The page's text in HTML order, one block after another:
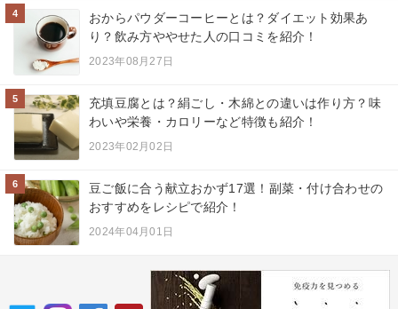
4
おからパウダーコーヒーとは？ダイエット効果あ
り？飲み方ややせた人の口コミを紹介！
2023年08月27日
5
充填豆腐とは？絹ごし・木綿との違いは作り方？味
わいや栄養・カロリーなど特徴も紹介！
2023年02月02日
6
豆ご飯に合う献立おかず17選！副菜・付け合わせの
おすすめをレシピで紹介！
2024年04月01日